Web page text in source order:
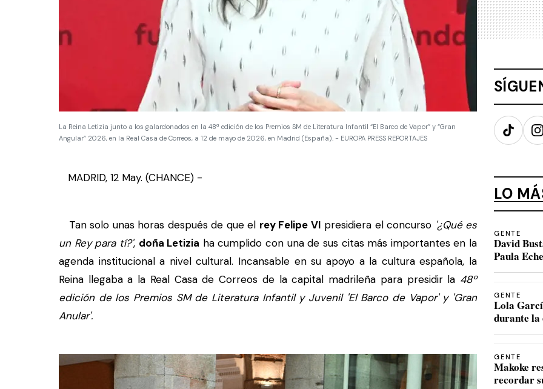
La Reina Letizia junto a los galardonados en la 48ª edición de los Premios SM de Literatura Infantil “El Barco de Vapor” y “Gran
Angular” 2026, en la Real Casa de Correos, a 12 de mayo de 2026, en Madrid (España). - EUROPA PRESS REPORTAJES
MADRID, 12 May. (CHANCE) -
Tan solo unas horas después de que el rey Felipe VI presidiera el concurso '¿Qué es
un Rey para tí?', doña Letizia ha cumplido con una de sus citas más importantes en la
agenda institucional a nivel cultural. Incansable en su apoyo a la cultura española, la
Reina llegaba a la Real Casa de Correos de la capital madrileña para presidir la 48º
edición de los Premios SM de Literatura Infantil y Juvenil 'El Barco de Vapor' y 'Gran
Anular'.
TikTok
LO
GENTE
David
Paula
GENTE
Lola
durante la
GENTE
Makoke
recordar